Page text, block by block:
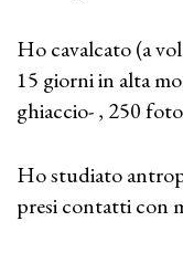
Ho cavalcato (a
15 giorni in alta
ghiaccio- , 250
Ho studiato
presi contatti con